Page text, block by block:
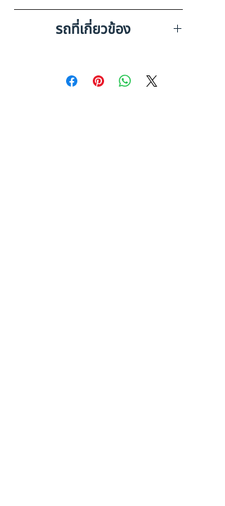
เบอร์ติดต่อฝ่ายขาย 098-253-
5968 หรือ 061-386-4375
รถที่เกี่ยวข้อง
HO53-6600371